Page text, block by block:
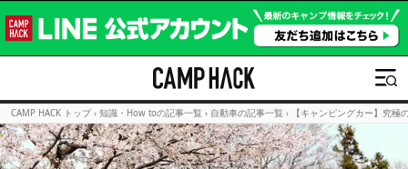
CAMP HACK トップ › 知識・How toの記事一覧 › 自動車の記事一覧 › 【キャンピングカー】究極